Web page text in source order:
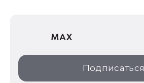
1С:Дистрибьюция
1С:Образование
ИТС.1C.ru
MAX
Подписаться